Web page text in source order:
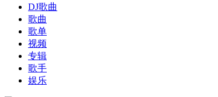
DJ歌曲
歌曲
歌单
视频
专辑
歌手
娱乐